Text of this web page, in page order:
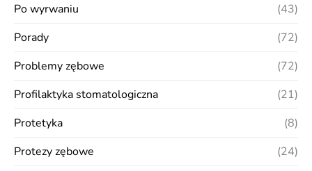
Po wyrwaniu
(43)
Porady
(72)
Problemy zębowe
(72)
Profilaktyka stomatologiczna
(21)
Protetyka
(8)
Protezy zębowe
(24)